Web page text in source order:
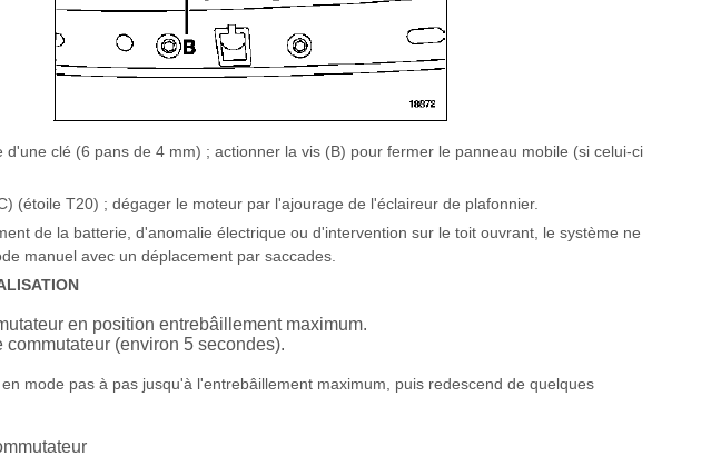
d'une clé (6 pans de 4 mm) ; actionner la vis (B) pour fermer le panneau mobile (si celui-ci
(étoile T20) ; dégager le moteur par l'ajourage de l'éclaireur de plafonnier.
de la batterie, d'anomalie électrique ou d'intervention sur le toit ouvrant, le système ne
manuel avec un déplacement par saccades.
en position entrebâillement maximum.
commutateur (environ 5 secondes).
mode pas à pas jusqu'à l'entrebâillement maximum, puis redescend de quelques